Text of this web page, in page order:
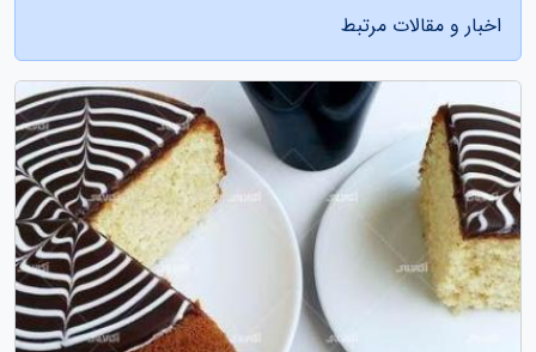
اخبار و مقالات مرتبط